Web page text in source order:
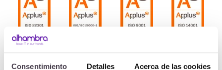
Consentimiento Detalles Acerca de las cookies